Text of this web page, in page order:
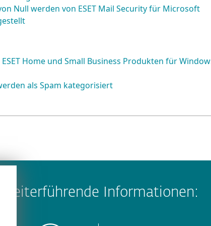
Null werden von ESET Mail Security für Microsoft
Home und Small Business Produkten für
als Spam kategorisiert
Weiterführende Informationen: